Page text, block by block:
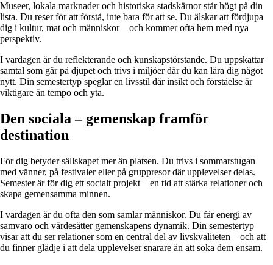
Museer, lokala marknader och historiska stadskärnor står högt på din
lista. Du reser för att förstå, inte bara för att se. Du älskar att fördjupa
dig i kultur, mat och människor – och kommer ofta hem med nya
perspektiv.
I vardagen är du reflekterande och kunskapstörstande. Du uppskattar
samtal som går på djupet och trivs i miljöer där du kan lära dig något
nytt. Din semestertyp speglar en livsstil där insikt och förståelse är
viktigare än tempo och yta.
Den sociala – gemenskap framför
destination
För dig betyder sällskapet mer än platsen. Du trivs i sommarstugan
med vänner, på festivaler eller på gruppresor där upplevelser delas.
Semester är för dig ett socialt projekt – en tid att stärka relationer och
skapa gemensamma minnen.
I vardagen är du ofta den som samlar människor. Du får energi av
samvaro och värdesätter gemenskapens dynamik. Din semestertyp
visar att du ser relationer som en central del av livskvaliteten – och att
du finner glädje i att dela upplevelser snarare än att söka dem ensam.